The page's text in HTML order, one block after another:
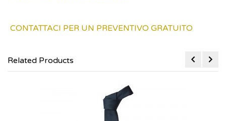
CONTATTACI PER UN PREVENTIVO GRATUITO
Related Products